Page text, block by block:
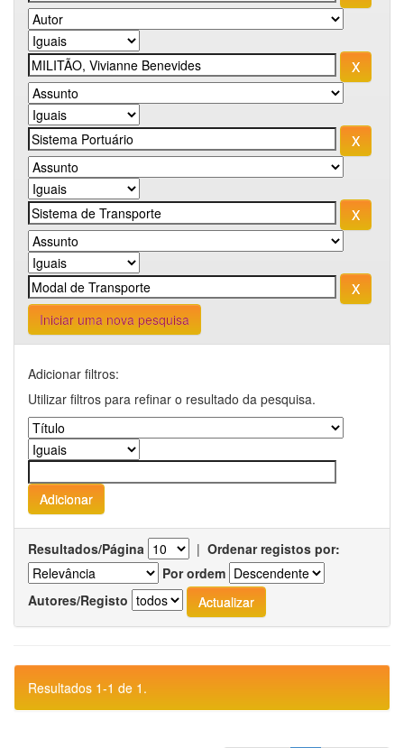
Iniciar uma nova pesquisa
Adicionar filtros:
Utilizar filtros para refinar o resultado da pesquisa.
Resultados/Página | Ordenar registos por:
Por ordem
Autores/Registo
Resultados 1-1 de 1.